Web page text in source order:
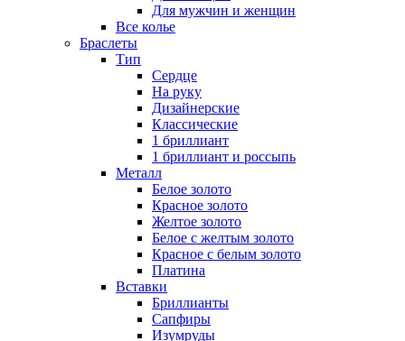
Для мужчин и женщин
Все колье
Браслеты
Тип
Сердце
На руку
Дизайнерские
Классические
1 бриллиант
1 бриллиант и россыпь
Металл
Белое золото
Красное золото
Желтое золото
Белое с желтым золото
Красное с белым золото
Платина
Вставки
Бриллианты
Сапфиры
Изумруды